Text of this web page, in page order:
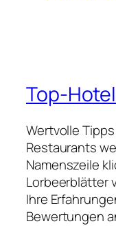
Top-
Wertvolle
Restaurants
Namenszeile
Lorbeerblätter
Ihre
Bewertungen